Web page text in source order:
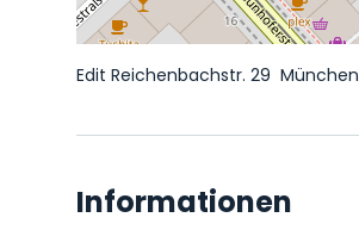
Edit Reichenbachstr. 29 München
Informationen